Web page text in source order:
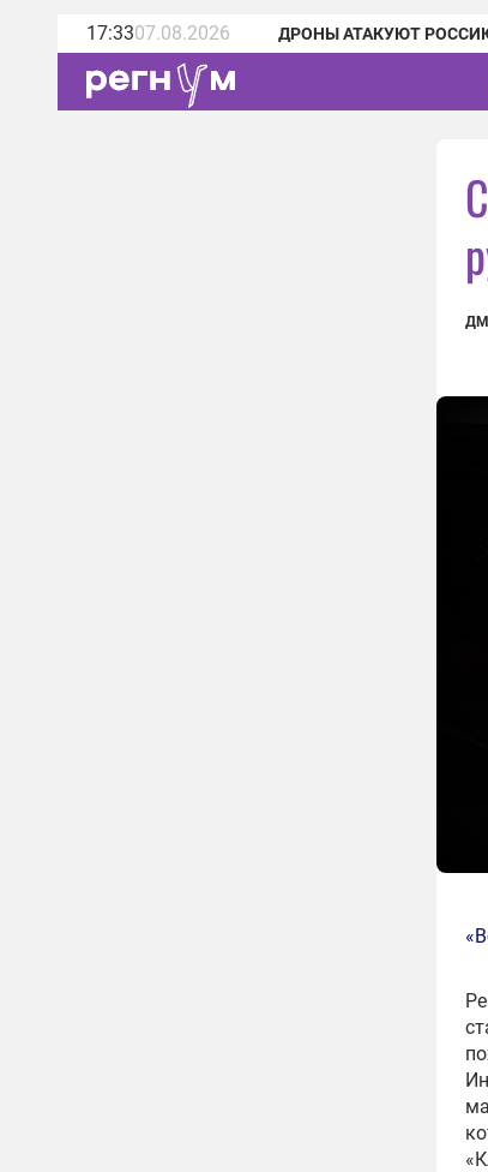
17:3307.08.2026 ДРОНЫ АТАКУЮТ